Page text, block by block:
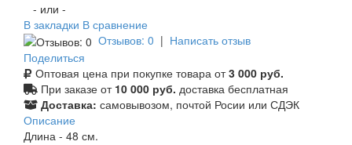
- или -
В закладки В сравнение
Отзывов: 0 | Написать отзыв
Поделиться
Оптовая цена при покупке товара от3 000 руб.
При заказе от 10 000 руб. доставка бесплатная
Доставка: самовывозом, почтой Росии или СДЭК
Описание
Длина - 48 см.